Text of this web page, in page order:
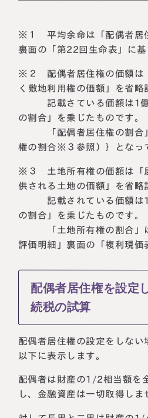
※１ 平均余命は「配偶者居
裏面の「第22回生命表」に基
※２ 配偶者居住権の価額は
く敷地利用権の価額」を省略
記載さている価額は1億
の割合」を乗じたものです。
「配偶者居住権の割合」
権の割合※３参照）｝となっ
※３ 土地所有権の価額は「
供される土地の価額」を省略
記載されている価額は1
の割合」を乗じたものです。
「土地所有権の割合」は
評価明細」裏面の「複利現価
配偶者居住権を設定
続税の試算
配偶者居住権の設定をしない
以下に表示します。
配偶者は財産の1/2相当額を
し、金融資産は一切取得しま